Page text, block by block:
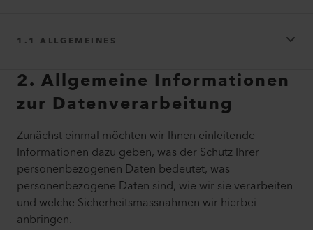
1.1 ALLGEMEINES
2. Allgemeine Informationen
zur Datenverarbeitung
Zunächst einmal möchten wir Ihnen einleitende
Informationen dazu geben, was der Schutz Ihrer
personenbezogenen Daten bedeutet, was
personenbezogene Daten sind, wie wir sie verarbeiten
und welche Sicherheitsmassnahmen wir hierbei
anbringen.